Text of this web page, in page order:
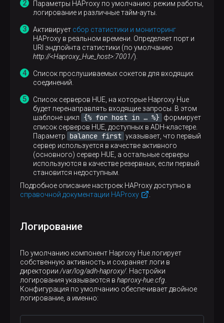
timeout http-request    10s
timeout
queue           1m
timeout connect         10s
timeout client          1m
timeout
server          1m
timeout
http-keep-alive 10s
timeout
check           10s
listen stats
stats enable
stats uri /
frontend hue_http_in
bind
*:8000
default_backend hue_http_servers
backend hue_http_servers
balance first
server hue-server-1 test-1.ru-
server
hue-server-2 test-3.ru-
Параметры HAProxy по умолчанию: режим работы,
логирование и различные тайм-ауты.
Активирует сбор статистики и мониторинг
HAProxy в реальном времени. Определяет порт и
URI эндпойнта статистики (по умолчанию
http://<Haproxy_Hue_host>:7001/).
Список прослушиваемых сокетов для входящих
соединений.
Список серверов HUE, на которые Haproxy Hue
будет перенаправлять входящие запросы. В этом
шаблоне цикл
{% for host in …​ %} формирует
список серверов HUE, доступных в ADH-кластере.
Параметр
balance first указывает, что первый
сервер используется в качестве активного
(основного) сервер HUE, а остальные серверы
используются в качестве резервных, если первый
становится недоступным.
Подробное описание настроек HAProxy доступно в
справочной документации HAProxy
Логирование
По умолчанию компонент Haproxy Hue логирует
собственную активность и сохраняет логи в
директории /var/log/adh-haproxy/. Настройки
логирования указываются в haproxy-hue.cfg
Конфигурация по умолчанию обеспечивает двойное
логирование, а именно: